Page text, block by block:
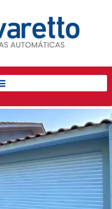
Início
Produtos
Porta de Enrolar Automática
Automatizadores
Acessórios Para Portas de
Enrolar
Pintura eletrostática
Portfólio